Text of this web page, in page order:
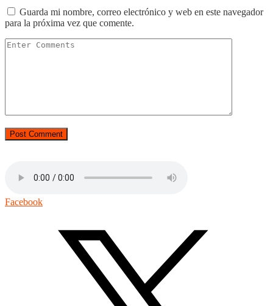
Guarda mi nombre, correo electrónico y web en este navegador
para la próxima vez que comente.
Facebook